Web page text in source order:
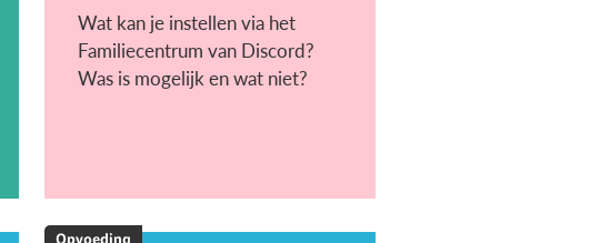
Wat kan je instellen via het
Familiecentrum van Discord?
Was is mogelijk en wat niet?
Opvoeding